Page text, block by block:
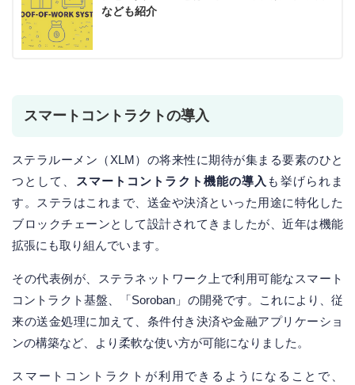
なども紹介
スマートコントラクトの導入
ステラルーメン（XLM）の将来性に期待が集まる要素のひと
つとして、
スマートコントラクト機能の導入 も挙げられま
す。ステラはこれまで、送金や決済といった用途に特化した
ブロックチェーンとして設計されてきましたが、近年は機能
拡張にも取り組んでいます。
その代表例が、ステラネットワーク上で利用可能なスマート
コントラクト基盤、「Soroban」の開発です。これにより、従
来の送金処理に加えて、条件付き決済や金融アプリケーショ
ンの構築など、より柔軟な使い方が可能になりました。
スマートコントラクトが利用できるようになることで、